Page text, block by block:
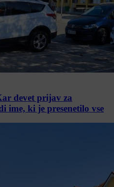
devet prijav za
ime, ki je presenetilo vse